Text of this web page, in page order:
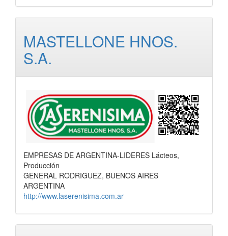
MASTELLONE HNOS.
S.A.
EMPRESAS DE ARGENTINA-LIDERES Lácteos,
Producción
GENERAL RODRIGUEZ, BUENOS AIRES
ARGENTINA
http://www.laserenisima.com.ar